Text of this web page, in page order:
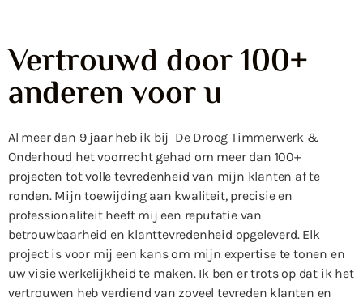
Vertrouwd door 100+
anderen voor u
Al meer dan 9 jaar heb ik bij De Droog Timmerwerk &
Onderhoud het voorrecht gehad om meer dan 100+
projecten tot volle tevredenheid van mijn klanten af te
ronden. Mijn toewijding aan kwaliteit, precisie en
professionaliteit heeft mij een reputatie van
betrouwbaarheid en klanttevredenheid opgeleverd. Elk
project is voor mij een kans om mijn expertise te tonen en
uw visie werkelijkheid te maken. Ik ben er trots op dat ik het
vertrouwen heb verdiend van zoveel tevreden klanten en